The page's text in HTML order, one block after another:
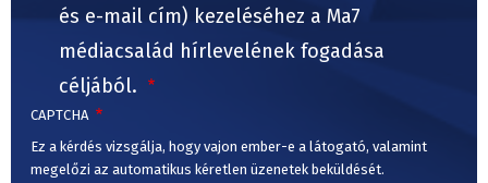
és e-mail cím) kezeléséhez a Ma7
médiacsalád hírlevelének fogadása
céljából.
CAPTCHA
Ez a kérdés vizsgálja, hogy vajon ember-e a látogató, valamint
megelőzi az automatikus kéretlen üzenetek beküldését.